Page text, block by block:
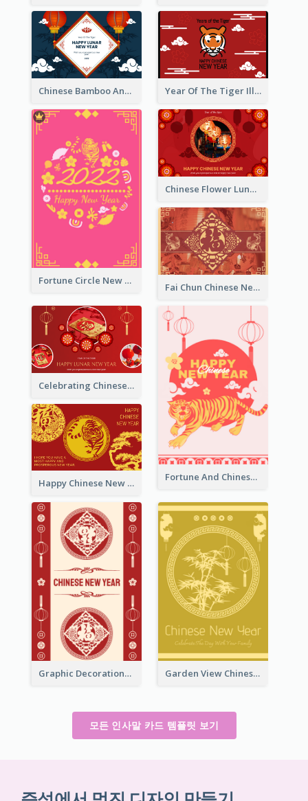
Chinese Bamboo And Lanterns New Year Greeting Card Year Of The Tiger Illustration Chinese New Year Greeting Card
Fortune Circle New Year Greeting Card
Chinese Flower Lunar New Year Greeting Card
Fai Chun Chinese New Year Greeting Card
Celebrating Chinese New Year Greeting Card
Fortune And Chinese New Year Greeting Card
Happy Chinese New Year Greeting Card With Circle illustrations
Graphic Decorations Chinese New Year Greeting Card Garden View Chinese New Year Greeting Card
모든 인사말 카드 템플릿 보기